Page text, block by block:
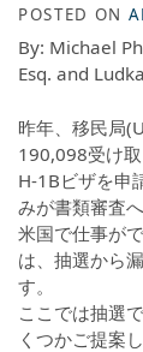
POSTED ON
By: Michael
Esq. and
昨年、移民局
190,098受け取
H-1Bビザを申
みが書類審査へ
米国で仕事が
は、抽選から
す。
ここでは抽選
くつかご提案し